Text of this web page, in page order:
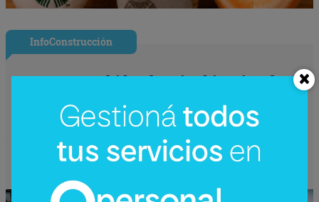
InfoConstrucción
¿Una nueva hidroeléctrica binacional?
Corpus Christi (un proyecto de US$
4.200 millones)